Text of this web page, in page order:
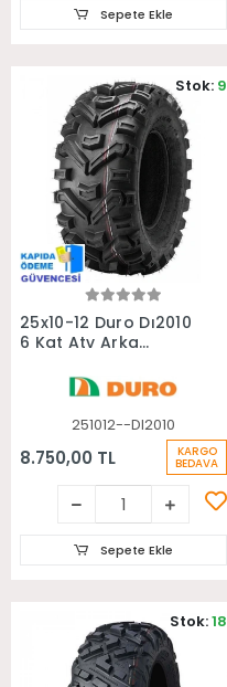
Sepete Ekle
Sepete Ekle
25x10-12 Duro Dı2010
6 Kat Atv Arka
251012--DI2010
8.750,00 TL KARGO
BEDAVA
Stok: 9
Sepete Ekle
Stok:18